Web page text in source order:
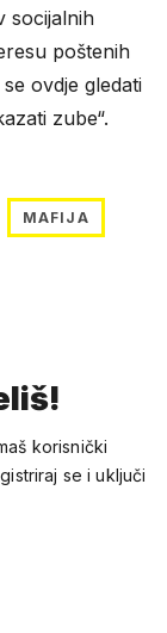
socijalnih
poštenih
ovdje gledati
zube“.
MAFIJA
korisnički
se i uključi